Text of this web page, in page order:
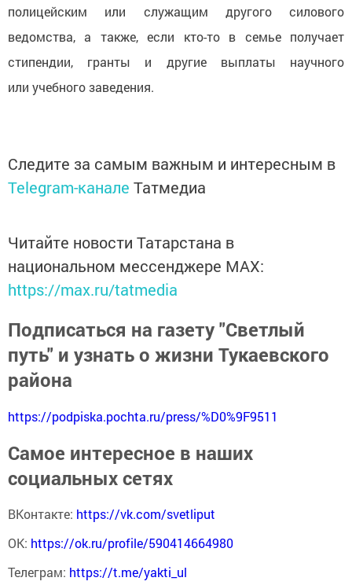
полицейским или служащим другого силового
ведомства, а также, если кто-то в семье получает
стипендии, гранты и другие выплаты научного
или учебного заведения.
Следите за самым важным и интересным в
Telegram-канале Татмедиа
Читайте новости Татарстана в
национальном мессенджере MАХ:
https://max.ru/tatmedia
Подписаться на газету "Светлый
путь" и узнать о жизни Тукаевского
района
https://podpiska.pochta.ru/press/%D0%9F9511
Самое интересное в наших
социальных сетях
ВКонтакте: https://vk.com/svetliput
ОК: https://ok.ru/profile/590414664980
Телеграм: https://t.me/yakti_ul